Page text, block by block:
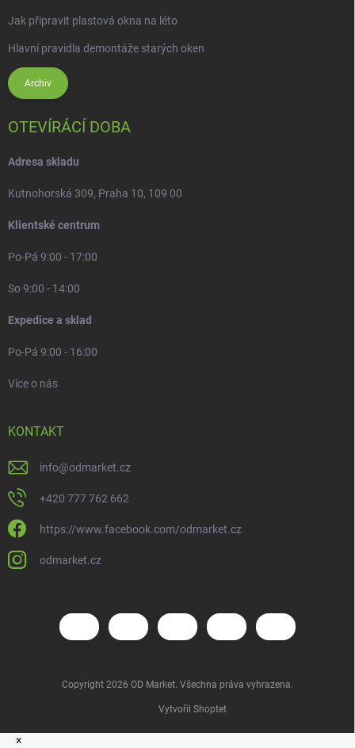
Jak připravit plastová okna na léto
Hlavní pravidla demontáže starých oken
Archiv
OTEVÍRÁCÍ DOBA
Adresa skladu
Kutnohorská 309, Praha 10, 109 00
Klientské centrum
Po-Pá 9:00 - 17:00
So 9:00 - 14:00
Expedice a sklad
Po-Pá 9:00 - 16:00
Více o nás
KONTAKT
info@odmarket.cz
+420 777 762 662
https://www.facebook.com/odmarket.cz
odmarket.cz
Vytvořil Shoptet
Copyright 2026 OD Market . Všechna práva vyhrazena.
×